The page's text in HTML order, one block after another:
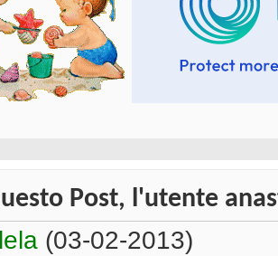
Post, l'utente
(03-02-2013)